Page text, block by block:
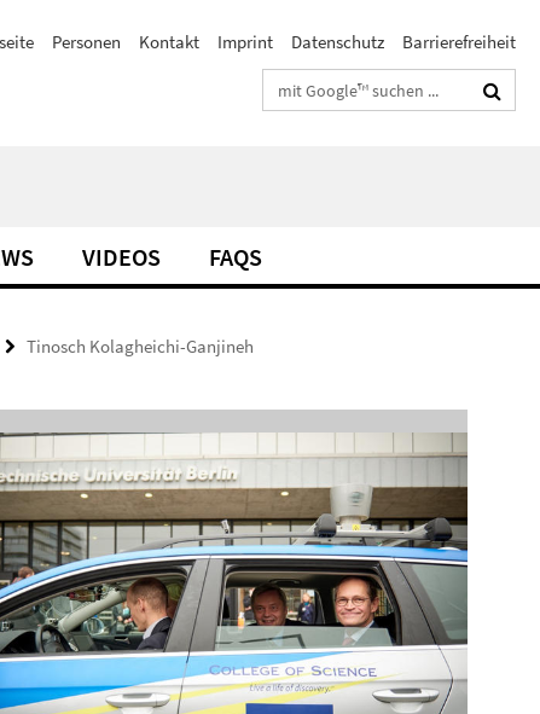
Personen Kontakt Imprint Datenschutz
Barrierefreiheit
Suchbegriffe
VIDEOS FAQS
Tinosch Kolagheichi-Ganjineh